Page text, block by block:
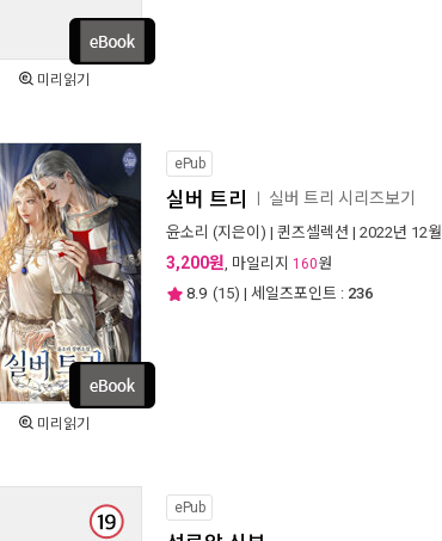
미리읽기
미리읽기
ePub
실버 트리 실버 트리 시리즈보기
윤소리 (지은이) | 퀸즈셀렉션 | 2022년 12월
3,200원, 마일리지 160원
8.9 (15) | 세일즈포인트 : 236
ePub